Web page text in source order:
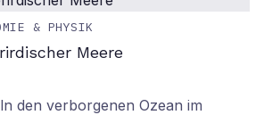
& PHYSIK
Meere
den verborgenen Ozean im